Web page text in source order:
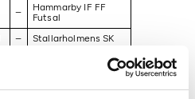
–
Hammarby IF FF
Futsal
–
Stallarholmens SK
–
Skoftebyns IF